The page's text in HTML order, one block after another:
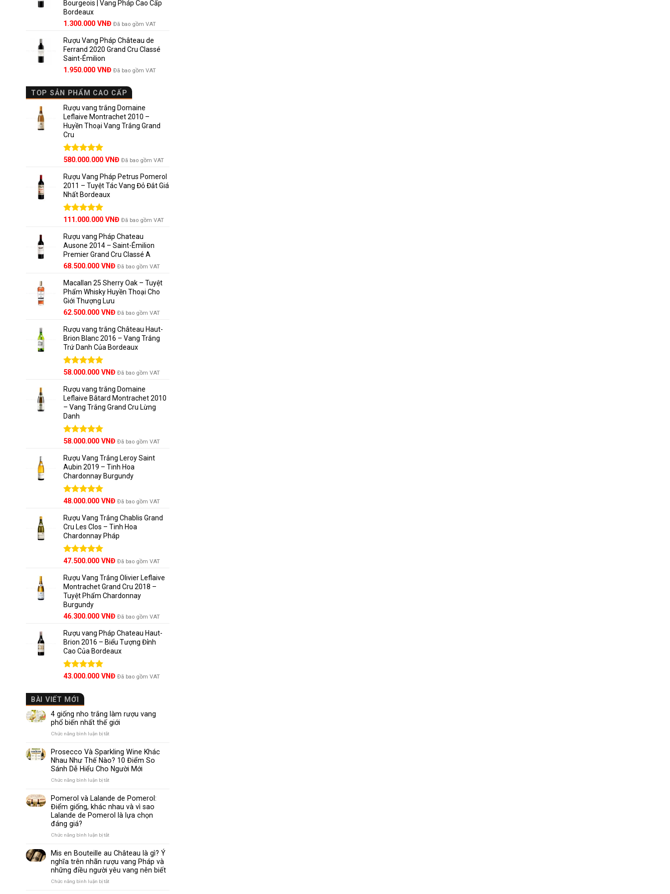
1.800.000 VNĐ.
Bourgeois | Vang Pháp Cao Cấp
Bordeaux
Giá
là:
1.850.000 VNĐ.
1.300.000 VNĐGiá
tại
là:
Đã bao gồm VAT
Rượu Vang Pháp Château de
Ferrand 2020 Grand Cru Classé
Saint-Émilion
Giá
là:
2.800.000 VNĐ.
1.950.000 VNĐGiá
tại
là:
1.950.000 VNĐ.
Đã bao gồm VAT
TOP SẢN PHẨM CAO CẤP
Rượu vang trắng Domaine
Leflaive Montrachet 2010 –
Huyền Thoại Vang Trắng Grand
Cru
Được xếp
5 sao
580.000.000 VNĐ Đã bao gồm VAT
Rượu Vang Pháp Petrus Pomerol
2011 – Tuyệt Tác Vang Đỏ Đắt Giá
Nhất Bordeaux
Được xếp
5 sao
Giá
là:
125.000.000 VNĐ.
111.000.000 VNĐGiá
tại
là:
111.000.000 VNĐ.
Đã bao gồm VAT
Rượu vang Pháp Chateau
Ausone 2014 – Saint-Émilion
Premier Grand Cru Classé A
68.500.000 VNĐ Đã bao gồm VAT
Macallan 25 Sherry Oak – Tuyệt
Phẩm Whisky Huyền Thoại Cho
Giới Thượng Lưu
Giá
là:
65.000.000 VNĐ.
62.500.000 VNĐGiá
tại
là:
62.500.000 VNĐ.
Đã bao gồm VAT
Rượu vang trắng Château Haut-
Brion Blanc 2016 – Vang Trắng
Trứ Danh Của Bordeaux
Được xếp
5 sao
58.000.000 VNĐ Đã bao gồm VAT
Rượu vang trắng Domaine
Leflaive Bâtard Montrachet 2010
– Vang Trắng Grand Cru Lừng
Danh
Được xếp
5 sao
58.000.000 VNĐ Đã bao gồm VAT
Rượu Vang Trắng Leroy Saint
Aubin 2019 – Tinh Hoa
Chardonnay Burgundy
Được xếp
5 sao
48.000.000 VNĐ Đã bao gồm VAT
Rượu Vang Trắng Chablis Grand
Cru Les Clos – Tinh Hoa
Chardonnay Pháp
Được xếp
5 sao
47.500.000 VNĐ Đã bao gồm VAT
Rượu Vang Trắng Olivier Leflaive
Montrachet Grand Cru 2018 –
Tuyệt Phẩm Chardonnay
Burgundy
46.300.000 VNĐ Đã bao gồm VAT
Rượu vang Pháp Chateau Haut-
Brion 2016 – Biểu Tượng Đỉnh
Cao Của Bordeaux
Được xếp
5 sao
43.000.000 VNĐ Đã bao gồm VAT
BÀI VIẾT MỚI
4 giống nho trắng làm rượu vang
phổ biến nhất thế giới
Chức năng bình luận bị tắtở
giống
nho
trắng
làm
biến
nhất
thế
Prosecco Và Sparkling Wine Khác
Nhau Như Thế Nào? 10 Điểm So
Sánh Dễ Hiểu Cho Người Mới
Chức năng bình luận bị tắtở
Và
Sparkling
Wine
Khác
10
Điểm
So
Dễ
Pomerol và Lalande de Pomerol:
Điểm giống, khác nhau và vì sao
Lalande de Pomerol là lựa chọn
đáng giá?
Chức năng bình luận bị tắtở
Lalande
de
Pomerol:
Mis en Bouteille au Château là gì? Ý
nghĩa trên nhãn rượu vang Pháp và
những điều người yêu vang nên biết
Chức năng bình luận bị tắtở